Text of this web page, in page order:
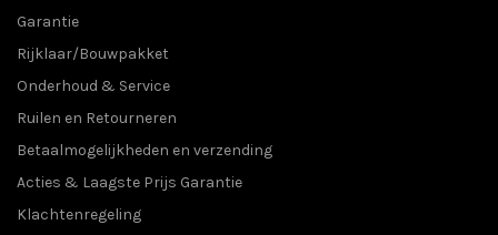
Garantie
Rijklaar/Bouwpakket
Onderhoud & Service
Ruilen en Retourneren
Betaalmogelijkheden en verzending
Acties & Laagste Prijs Garantie
Klachtenregeling